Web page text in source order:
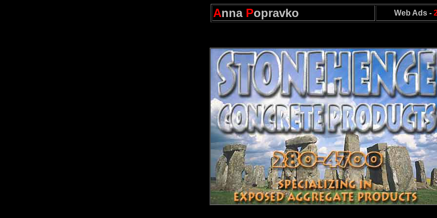
Anna Popravko Web Ads -